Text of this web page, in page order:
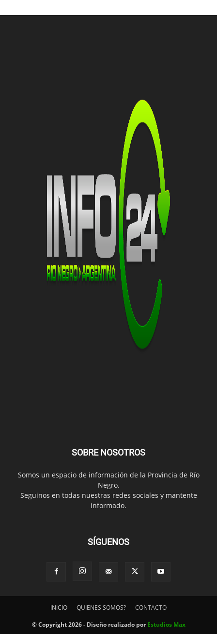
SOBRE NOSOTROS
Somos un espacio de información de la Provincia de Río
Negro.
Seguinos en todas nuestras redes sociales y mantente
informado.
SÍGUENOS
INICIO QUIENES SOMOS? CONTACTO
© Copyright 2026 - Diseño realizado porEstudios Max